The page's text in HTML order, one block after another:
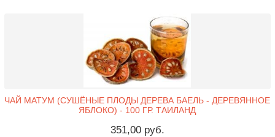
ЧАЙ МАТУМ (СУШЁНЫЕ ПЛОДЫ ДЕРЕВА БАЕЛЬ - ДЕРЕВЯННОЕ
ЯБЛОКО) - 100 ГР. ТАИЛАНД
351,00 руб.